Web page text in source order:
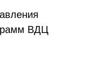
ВДЦ